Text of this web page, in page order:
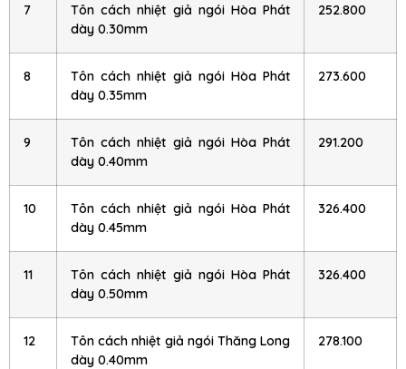
7
Tôn cách nhiệt giả ngói Hòa Phát
dày 0.30mm
252.800
8
Tôn cách nhiệt giả ngói Hòa Phát
dày 0.35mm
273.600
9
Tôn cách nhiệt giả ngói Hòa Phát
dày 0.40mm
291.200
10
Tôn cách nhiệt giả ngói Hòa Phát
dày 0.45mm
326.400
11
Tôn cách nhiệt giả ngói Hòa Phát
dày 0.50mm
326.400
12
Tôn cách nhiệt giả ngói Thăng Long
dày 0.40mm
278.100